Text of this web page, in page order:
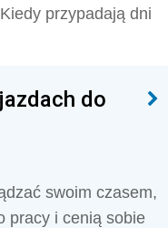
przypadają dni
do
swoim czasem,
pracy i cenią sobie